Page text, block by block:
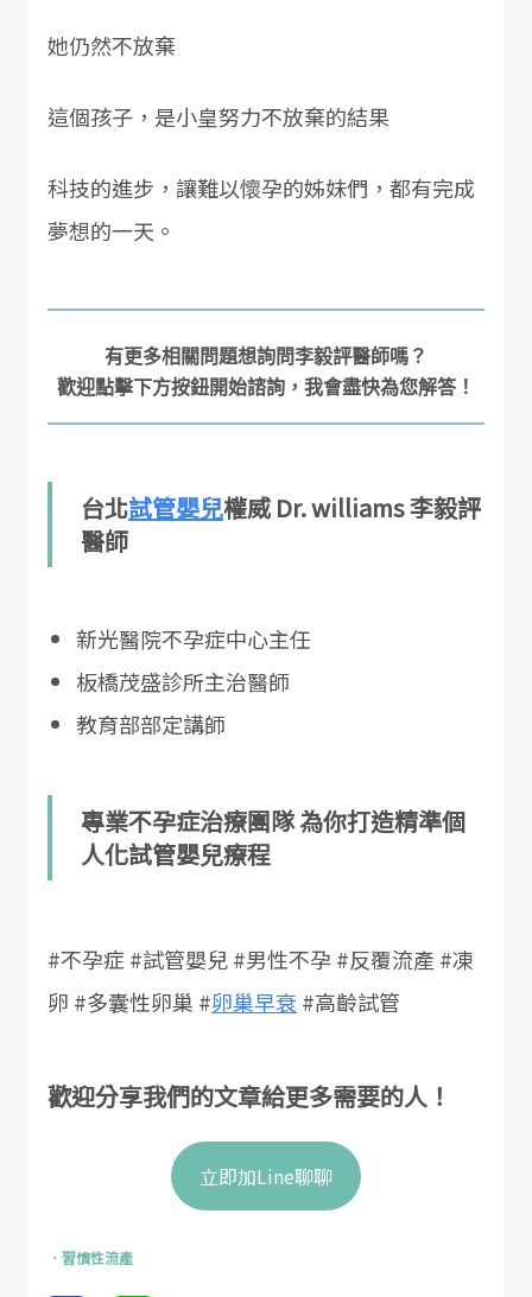
她仍然不放棄
這個孩子，是小皇努力不放棄的結果
科技的進步，讓難以懷孕的姊妹們，都有完成
夢想的一天。
有更多相關問題想詢問李毅評醫師嗎？
台北試管嬰兒權威 Dr. williams 李毅評
醫師
新光醫院不孕症中心主任
板橋茂盛診所主治醫師
教育部部定講師
專業不孕症治療團隊 為你打造精準個
人化試管嬰兒療程
#不孕症 #試管嬰兒 #男性不孕 #反覆流產 #凍
卵 #多囊性卵巢 #卵巢早衰 #高齡試管
歡迎分享我們的文章給更多需要的人！
立即加Line聊聊
． 習慣性流產